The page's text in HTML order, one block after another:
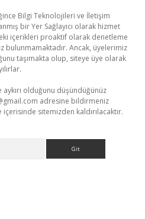
Bilgi Teknolojileri ve İletişim
bir Yer Sağlayıcı olarak hizmet
içerikleri proaktif olarak denetleme
bulunmamaktadır. Ancak, üyelerimiz
taşımakta olup, siteye üye olarak
olduğunu düşündüğünüz
adresine bildirmeniz
sitemizden kaldırılacaktır.